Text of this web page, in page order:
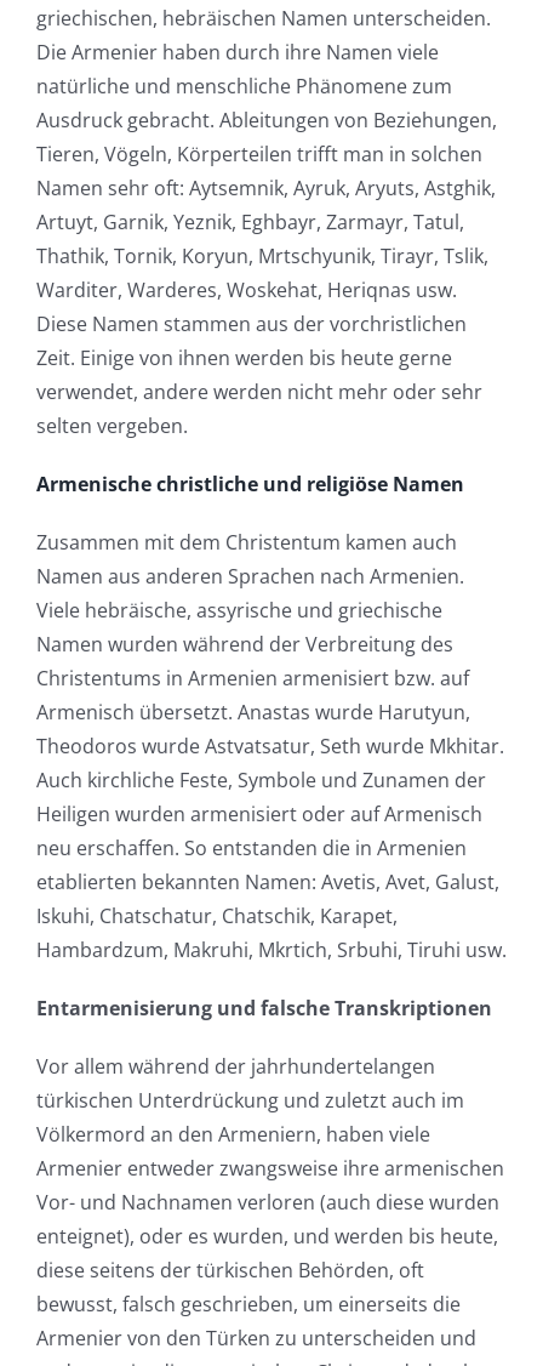
griechischen, hebräischen Namen unterscheiden.
Die Armenier haben durch ihre Namen viele
natürliche und menschliche Phänomene zum
Ausdruck gebracht. Ableitungen von Beziehungen,
Tieren, Vögeln, Körperteilen trifft man in solchen
Namen sehr oft: Aytsemnik, Ayruk, Aryuts, Astghik,
Artuyt, Garnik, Yeznik, Eghbayr, Zarmayr, Tatul,
Thathik, Tornik, Koryun, Mrtschyunik, Tirayr, Tslik,
Warditer, Warderes, Woskehat, Heriqnas usw.
Diese Namen stammen aus der vorchristlichen
Zeit. Einige von ihnen werden bis heute gerne
verwendet, andere werden nicht mehr oder sehr
selten vergeben.
Armenische christliche und religiöse Namen
Zusammen mit dem Christentum kamen auch
Namen aus anderen Sprachen nach Armenien.
Viele hebräische, assyrische und griechische
Namen wurden während der Verbreitung des
Christentums in Armenien armenisiert bzw. auf
Armenisch übersetzt. Anastas wurde Harutyun,
Theodoros wurde Astvatsatur, Seth wurde Mkhitar.
Auch kirchliche Feste, Symbole und Zunamen der
Heiligen wurden armenisiert oder auf Armenisch
neu erschaffen. So entstanden die in Armenien
etablierten bekannten Namen: Avetis, Avet, Galust,
Iskuhi, Chatschatur, Chatschik, Karapet,
Hambardzum, Makruhi, Mkrtich, Srbuhi, Tiruhi usw.
Entarmenisierung und falsche Transkriptionen
Vor allem während der jahrhundertelangen
türkischen Unterdrückung und zuletzt auch im
Völkermord an den Armeniern, haben viele
Armenier entweder zwangsweise ihre armenischen
Vor- und Nachnamen verloren (auch diese wurden
enteignet), oder es wurden, und werden bis heute,
diese seitens der türkischen Behörden, oft
bewusst, falsch geschrieben, um einerseits die
Armenier von den Türken zu unterscheiden und